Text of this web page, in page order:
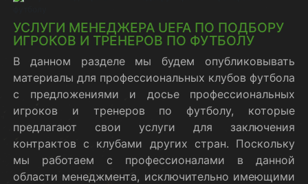
УСЛУГИ МЕНЕДЖЕРА UEFA ПО ПОДБОРУ
ИГРОКОВ И ТРЕНЕРОВ ПО ФУТБОЛУ
В данном разделе мы будем опубликовывать
материалы для профессиональных клубов футбола
с предложениями и досье профессиональных
игроков и тренеров по футболу, которые
предлагают свои услуги для заключения
контрактов с клубами других стран. Поскольку
мы работаем с профессионалами в данной
области менеджмента, исключительно имеющими